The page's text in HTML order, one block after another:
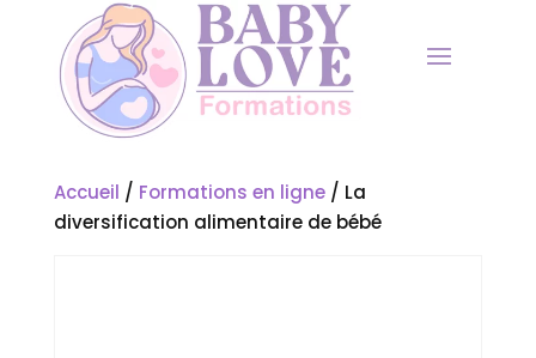
Accueil / Formations en ligne/ La
diversification alimentaire de bébé